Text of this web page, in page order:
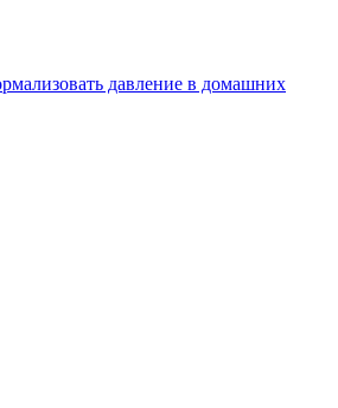
давление в домашних